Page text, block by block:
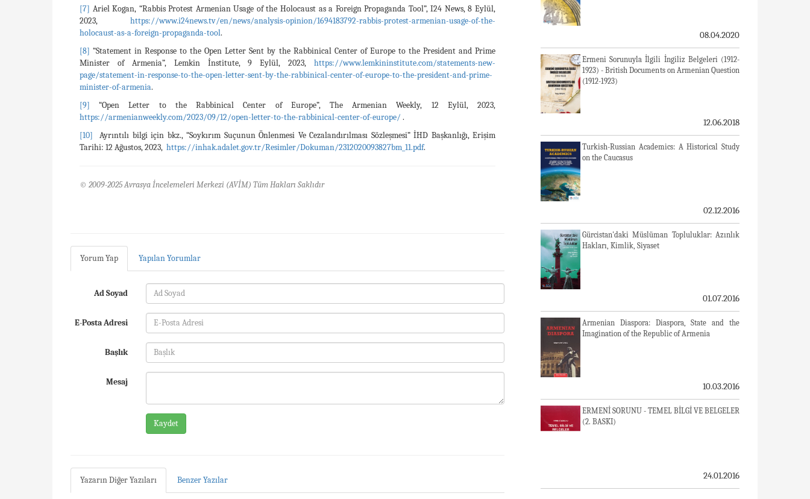
[7] Ariel Kogan, “Rabbis Protest Armenian Usage of the Holocaust as a Foreign Propaganda Tool”, I24 News, 8 Eylül,
2023, https://www.i24news.tv/en/news/analysis-opinion/1694183792-rabbis-protest-armenian-usage-of-the-
holocaust-as-a-foreign-propaganda-tool.
[8] “Statement in Response to the Open Letter Sent by the Rabbinical Center of Europe to the President and Prime
Minister of Armenia”, Lemkin İnstitute, 9 Eylül, 2023, https://www.lemkininstitute.com/statements-new-
page/statement-in-response-to-the-open-letter-sent-by-the-rabbinical-center-of-europe-to-the-president-and-prime-
minister-of-armenia.
[9] “Open Letter to the Rabbinical Center of Europe”, The Armenian Weekly, 12 Eylül, 2023,
https://armenianweekly.com/2023/09/12/open-letter-to-the-rabbinical-center-of-europe/ .
[10] Ayrıntılı bilgi için bkz., “Soykırım Suçunun Önlenmesi Ve Cezalandırılması Sözleşmesi” İHD Başkanlığı, Erişim
Tarihi: 12 Ağustos, 2023, https://inhak.adalet.gov.tr/Resimler/Dokuman/2312020093827bm_11.pdf.
© 2009-2025 Avrasya İncelemeleri Merkezi (AVİM) Tüm Hakları Saklıdır
Yorum Yap Yapılan Yorumlar
Ad Soyad
E-Posta Adresi
Başlık
Mesaj
Kaydet
Yazarın Diğer Yazıları Benzer Yazılar
08.04.2020
Ermeni Sorunuyla İlgili İngiliz Belgeleri (1912-
1923) - British Documents on Armenian Question
(1912-1923)
12.06.2018
Turkish-Russian Academics: A Historical Study
on the Caucasus
02.12.2016
Gürcistan'daki Müslüman Topluluklar: Azınlık
Hakları, Kimlik, Siyaset
01.07.2016
Armenian Diaspora: Diaspora, State and the
Imagination of the Republic of Armenia
10.03.2016
ERMENİ SORUNU - TEMEL BİLGİ VE BELGELER
(2. BASKI)
24.01.2016